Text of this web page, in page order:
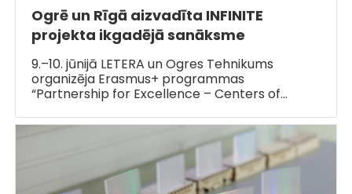
Ogrē un Rīgā aizvadīta INFINITE
projekta ikgadējā sanāksme
9.–10. jūnijā LETERA un Ogres Tehnikums
organizēja Erasmus+ programmas
“Partnership for Excellence – Centers of…